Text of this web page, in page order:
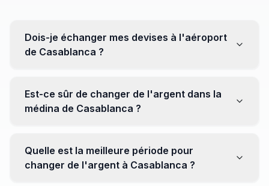
Dois-je échanger mes devises à l'aéroport
de Casablanca ?
être moins avantageux. Orientez-vous plutôt vers les
bureaux de change en ville pour obtenir de meilleurs
Est-ce sûr de changer de l'argent dans la
médina de Casablanca ?
établissements réputés pour éviter les surprises.
Quelle est la meilleure période pour
changer de l'argent à Casablanca ?